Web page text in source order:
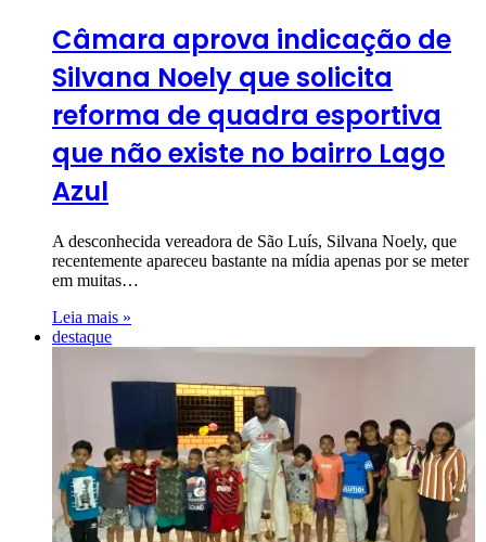
Câmara aprova indicação de
Silvana Noely que solicita
reforma de quadra esportiva
que não existe no bairro Lago
Azul
A desconhecida vereadora de São Luís, Silvana Noely, que
recentemente apareceu bastante na mídia apenas por se meter
em muitas…
Leia mais »
destaque